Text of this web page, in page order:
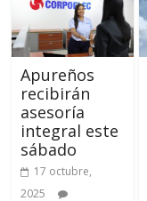
Apureños
recibirán
asesoría
integral este
sábado
17 octubre,
2025